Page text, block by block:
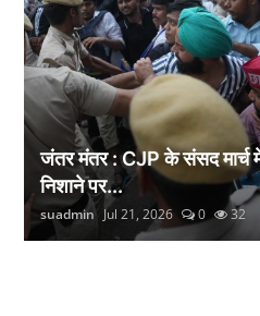
जंतर मंतर : CJP के संसद मार्च में
निशाने पर...
suadmin Jul 21, 2026 0 32